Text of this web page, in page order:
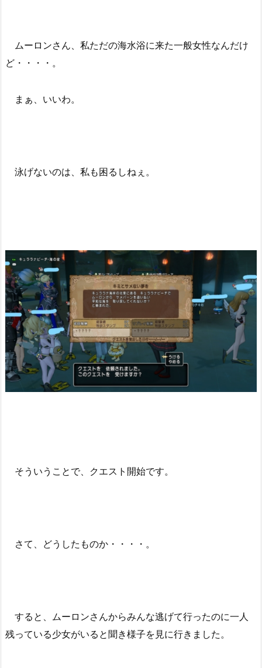
ムーロンさん、私ただの海水浴に来た一般女性なんだけ
ど・・・・。
まぁ、いいわ。
泳げないのは、私も困るしねぇ。
そういうことで、クエスト開始です。
さて、どうしたものか・・・・。
すると、ムーロンさんからみんな逃げて行ったのに一人
残っている少女がいると聞き様子を見に行きました。